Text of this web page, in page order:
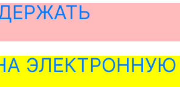
ЭЛЕКТРОННУЮ